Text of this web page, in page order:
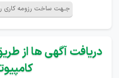
جـهت ساخت رزومه کاری
دریافت آگهی ها از